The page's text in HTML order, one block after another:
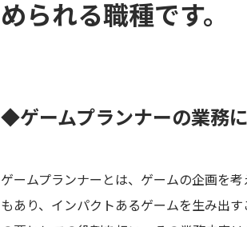
められる職種です。
◆ゲームプランナーの業務
ゲームプランナーとは、ゲームの企画を
もあり、インパクトあるゲームを生み出